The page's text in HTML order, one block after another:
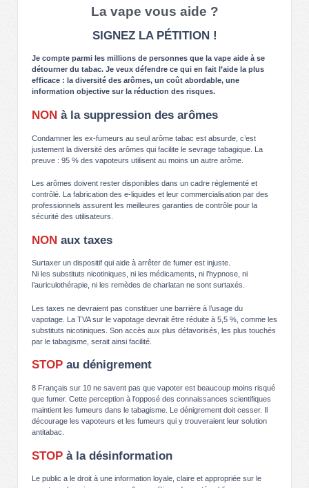
La vape vous aide ?
SIGNEZ LA PÉTITION !
Je compte parmi les millions de personnes que la vape aide à se
détourner du tabac. Je veux défendre ce qui en fait l’aide la plus
efficace : la diversité des arômes, un coût abordable, une
information objective sur la réduction des risques.
NON à la suppression des arômes
Condamner les ex-fumeurs au seul arôme tabac est absurde, c’est
justement la diversité des arômes qui facilite le sevrage tabagique. La
preuve : 95 % des vapoteurs utilisent au moins un autre arôme.
Les arômes doivent rester disponibles dans un cadre réglementé et
contrôlé. La fabrication des e-liquides et leur commercialisation par des
professionnels assurent les meilleures garanties de contrôle pour la
sécurité des utilisateurs.
NON aux taxes
Surtaxer un dispositif qui aide à arrêter de fumer est injuste.
Ni les substituts nicotiniques, ni les médicaments, ni l’hypnose, ni
l’auriculothérapie, ni les remèdes de charlatan ne sont surtaxés.
Les taxes ne devraient pas constituer une barrière à l’usage du
vapotage. La TVA sur le vapotage devrait être réduite à 5,5 %, comme les
substituts nicotiniques. Son accès aux plus défavorisés, les plus touchés
par le tabagisme, serait ainsi facilité.
STOP au dénigrement
8 Français sur 10 ne savent pas que vapoter est beaucoup moins risqué
que fumer. Cette perception à l’opposé des connaissances scientifiques
maintient les fumeurs dans le tabagisme. Le dénigrement doit cesser. Il
décourage les vapoteurs et les fumeurs qui y trouveraient leur solution
antitabac.
STOP à la désinformation
Le public a le droit à une information loyale, claire et appropriée sur le